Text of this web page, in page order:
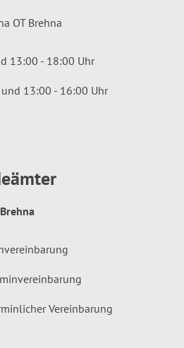
OT Brehna
13:00 - 18:00 Uhr
13:00 - 16:00 Uhr
Vereinbarung